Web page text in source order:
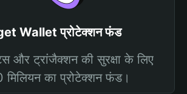
Wallet प्रोटेक्शन फंड
और ट्रांजैक्शन की सुरक्षा के लिए
का प्रोटेक्शन फंड।